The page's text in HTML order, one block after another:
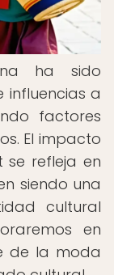
ha sido
a
factores
El impacto
refleja en
siendo una
cultural
en
de la moda